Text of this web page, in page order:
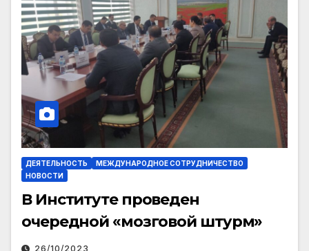
ДЕЯТЕЛЬНОСТЬ
МЕЖДУНАРОДНОЕ СОТРУДНИЧЕСТВО
НОВОСТИ
В Институте проведен
очередной «мозговой штурм»
26/10/2023